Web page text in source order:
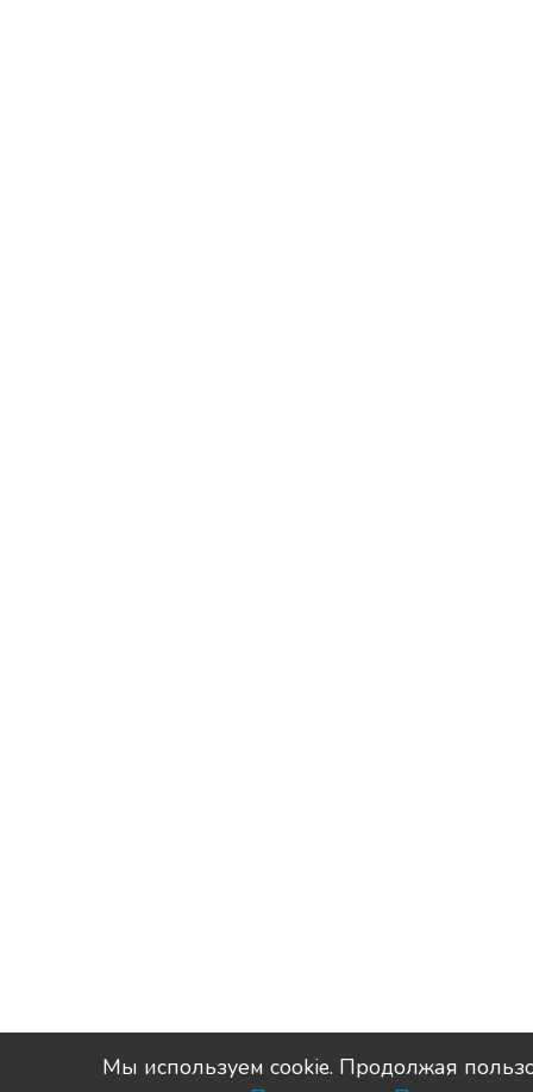
Мы используем сookie. Продолжая